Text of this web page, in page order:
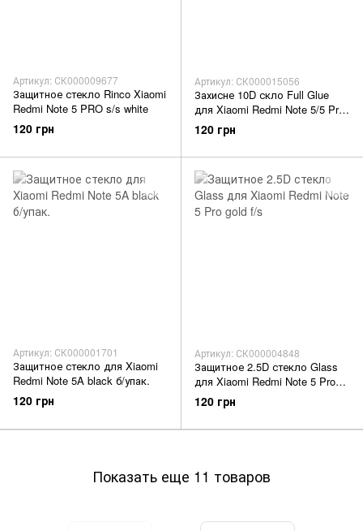
Артикул: СК000009677
Защитное стекло Rinco Xiaomi
Redmi Note 5 PRO s/s white
120 грн
Артикул: СК000015056
Захисне 10D скло Full Glue
для Xiaomi Redmi Note 5/5 Pro
black SP Premium
120 грн
Артикул: СК000001701
Защитное стекло для Xiaomi
Redmi Note 5A black б/упак.
120 грн
Артикул: СК000004848
Защитное 2.5D стекло Glass
для Xiaomi Redmi Note 5 Pro
gold f/s
120 грн
Показать еще 11 товаров